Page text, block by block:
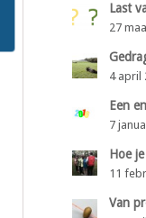
Last
27
4 april
Een
7
Hoe
11
Van